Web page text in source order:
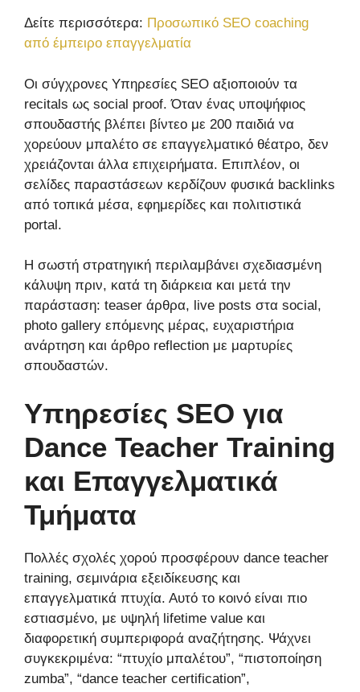
Δείτε περισσότερα: Προσωπικό SEO coaching
από έμπειρο επαγγελματία
Οι σύγχρονες Υπηρεσίες SEO αξιοποιούν τα
recitals ως social proof. Όταν ένας υποψήφιος
σπουδαστής βλέπει βίντεο με 200 παιδιά να
χορεύουν μπαλέτο σε επαγγελματικό θέατρο, δεν
χρειάζονται άλλα επιχειρήματα. Επιπλέον, οι
σελίδες παραστάσεων κερδίζουν φυσικά backlinks
από τοπικά μέσα, εφημερίδες και πολιτιστικά
portal.
Η σωστή στρατηγική περιλαμβάνει σχεδιασμένη
κάλυψη πριν, κατά τη διάρκεια και μετά την
παράσταση: teaser άρθρα, live posts στα social,
photo gallery επόμενης μέρας, ευχαριστήρια
ανάρτηση και άρθρο reflection με μαρτυρίες
σπουδαστών.
Υπηρεσίες SEO για
Dance Teacher Training
και Επαγγελματικά
Τμήματα
Πολλές σχολές χορού προσφέρουν dance teacher
training, σεμινάρια εξειδίκευσης και
επαγγελματικά πτυχία. Αυτό το κοινό είναι πιο
εστιασμένο, με υψηλή lifetime value και
διαφορετική συμπεριφορά αναζήτησης. Ψάχνει
συγκεκριμένα: “πτυχίο μπαλέτου”, “πιστοποίηση
zumba”, “dance teacher certification”,